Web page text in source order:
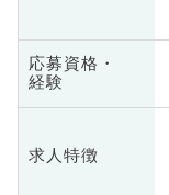
応募資格・
経験
求人特徴